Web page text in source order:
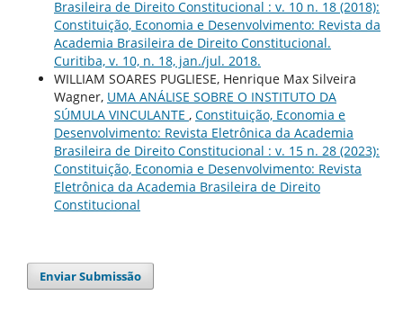
Brasileira de Direito Constitucional : v. 10 n. 18 (2018):
Constituição, Economia e Desenvolvimento: Revista da
Academia Brasileira de Direito Constitucional.
Curitiba, v. 10, n. 18, jan./jul. 2018.
WILLIAM SOARES PUGLIESE, Henrique Max Silveira
Wagner, UMA ANÁLISE SOBRE O INSTITUTO DA
SÚMULA VINCULANTE , Constituição, Economia e
Desenvolvimento: Revista Eletrônica da Academia
Brasileira de Direito Constitucional : v. 15 n. 28 (2023):
Constituição, Economia e Desenvolvimento: Revista
Eletrônica da Academia Brasileira de Direito
Constitucional
Enviar Submissão